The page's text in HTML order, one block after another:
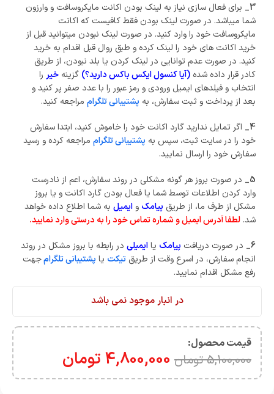
3_
برای فعال سازی نیاز به لینک بودن اکانت مایکروسافت و وارزون
شما میباشد. در صورت لینک بودن فقط کافیست که اکانت
مایکروسافت خود را وارد کنید. در صورت لینک نبودن میتوانید قبل از
خرید اکانت های خود را لینک کرده و طبق روال قبل اقدام به خرید
کنید. در صورت عدم توانایی در لینک کردن یا بلد نبودن، از طریق
کادر قرار داده شده (آیا کنسول ایکس باکس دارید؟) گزینه خیر را
انتخاب و فیلدهای ایمیل ورودی و رمز عبور را با عدد صفر پر کنید و
بعد از پرداخت و ثبت سفارش، به پشتیبانی تلگرام مراجعه کنید.
4_
اگر تمایل ندارید گارد اکانت خود را خاموش کنید، ابتدا سفارش
خود را در سایت ثبت، سپس به پشتیبانی تلگرام مراجعه کرده و رسید
سفارش خود را ارسال نمایید.
5_
در صورت بروز هر گونه مشکلی در روند سفارش، اعم از نادرست
وارد کردن اطلاعات توسط شما یا فعال بودن گارد اکانت و یا بروز
مشکل از طرف ما، از طریق پیامک و ایمیل به شما اطلاع داده خواهد
شد. لطفا آدرس ایمیل و شماره تماس خود را به درستی وارد نمایید.
6_
در صورت دریافت پیامک یاایمیلی در رابطه با بروز مشکل در روند
انجام سفارش، در اسرع وقت از طریق تیکت یا پشتیبانی تلگرامجهت
رفع مشکل اقدام نمایید.
در انبار موجود نمی باشد
قیمت محصول:​
5,100,000 تومان 4,800,000 تومان